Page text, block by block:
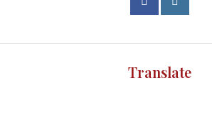
Translate